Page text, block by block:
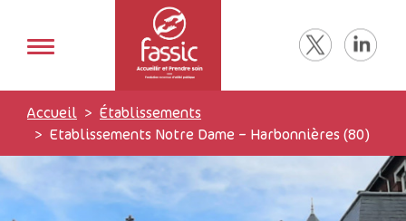
Accueil
Établissements
Etablissements Notre Dame – Harbonnières (80)